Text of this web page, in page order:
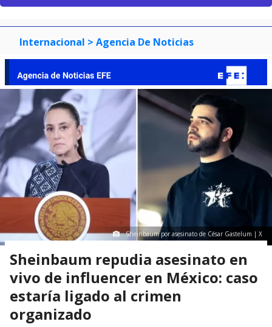
Internacional > Agencia De Noticias
Sheinbaum por asesinato de César Gastelum | X
Sheinbaum repudia asesinato en
vivo de influencer en México: caso
estaría ligado al crimen
organizado